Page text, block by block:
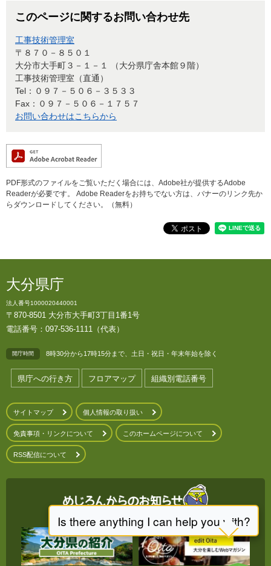
このページに関するお問い合わせ先
工事技術管理室
〒８７０－８５０１
大分市大手町３－１－１ （大分県庁舎本館９階）
工事技術管理室（直通）
Tel：０９７－５０６－３５３３
Fax：０９７－５０６－１７５７
お問い合わせはこちらから
PDF形式のファイルをご覧いただく場合には、Adobe社が提供するAdobe
Readerが必要です。
Adobe Readerをお持ちでない方は、バナーのリンク先か
らダウンロードしてください。（無料）
大分県庁
法人番号1000020440001
〒870-8501 大分市大手町3丁目1番1号
電話番号：097-536-1111（代表）
開庁時間 8時30分から17時15分まで、土日・祝日・年末年始を除く
県庁への行き方 フロアマップ 組織別電話番号
サイトマップ 個人情報の取り扱い
免責事項・リンクについて このホームページについて
RSS配信について